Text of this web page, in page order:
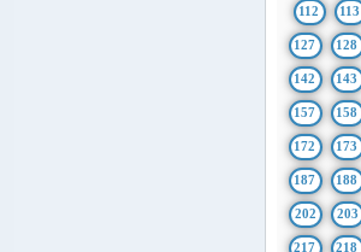
112 113
127 128
142 143
157 158
172 173
187 188
202 203
217 218